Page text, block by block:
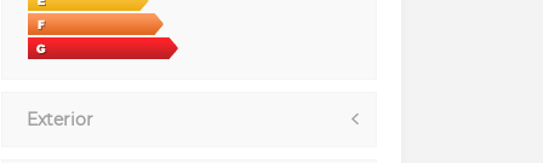
Exterior